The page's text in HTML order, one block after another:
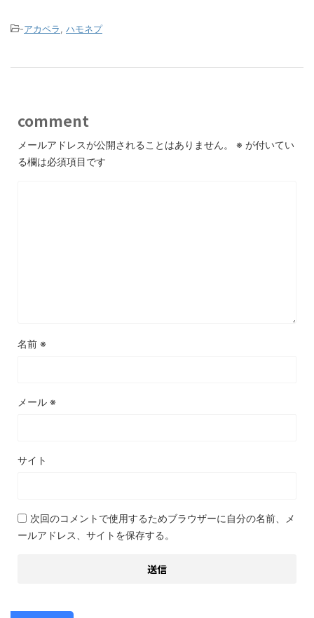
-アカペラ ハモネプ
comment
メールアドレスが公開されることはありません。 ※ が付いてい
る欄は必須項目です
名前 ※
メール ※
サイト
次回のコメントで使用するためブラウザーに自分の名前、メ
ールアドレス、サイトを保存する。